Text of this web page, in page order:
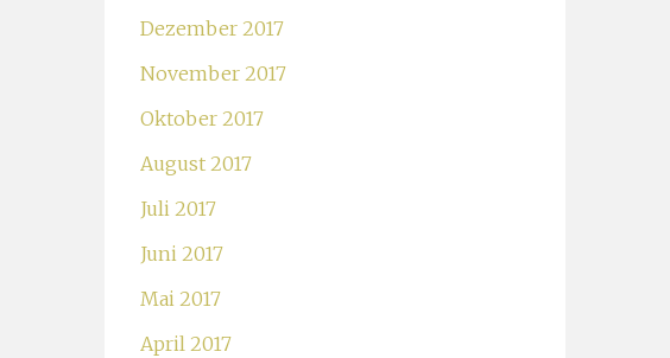
Dezember 2017
November 2017
Oktober 2017
August 2017
Juli 2017
Juni 2017
Mai 2017
April 2017